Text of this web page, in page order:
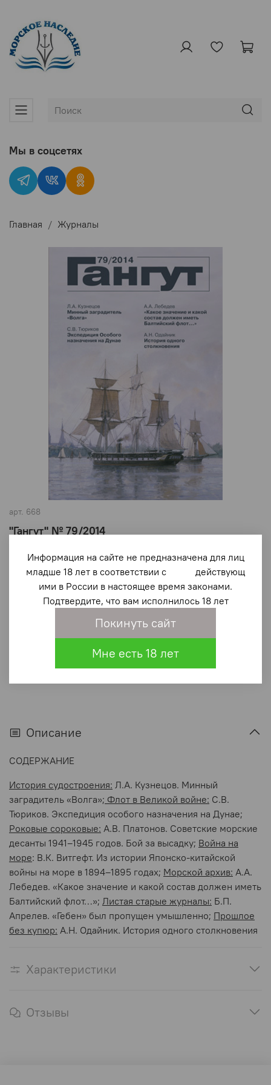
Главная Журналы
арт. 668
"Гангут" № 79/2014
В избранное
1 337 ₽
В корзину
Описание
СОДЕРЖАНИЕ
История судостроения: Л.А. Кузнецов. Минный
заградитель «Волга»; Флот в Великой войне: С.В.
Тюриков. Экспедиция особого назначения на Дунае;
Роковые сороковые: А.В. Платонов. Советские морские
десанты 1941–1945 годов. Бой за высадку; Война на
море: В.К. Витгефт. Из истории Японско-китайской
войны на море в 1894–1895 годах; Морской архив: А.А.
Лебедев. «Какое значение и какой состав должен иметь
Балтийский флот…»; Листая старые журналы: Б.П.
Апрелев. «Гебен» был пропущен умышленно; Прошлое
без купюр: А.Н. Одайник. История одного столкновения
Характеристики
Отзывы
Мы в соцсетях
Информация на сайте не предназначена для лиц
младше 18 лет в соответствии с действующ
ими в России в настоящее время законами.
Подтвердите, что вам исполнилось 18 лет
Покинуть сайт
Мне есть 18 лет